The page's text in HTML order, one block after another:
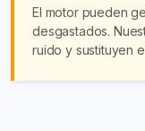
El motor pueden
desgastados.
ruido y sustituyen